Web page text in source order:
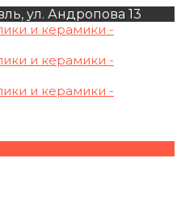
ул. Андропова 13